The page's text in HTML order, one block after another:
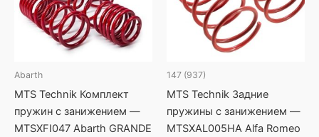
Abarth
MTS Technik Комплект
пружин с занижением —
MTSXFI047 Abarth GRANDE
147 (937)
MTS Technik Задние
пружины с занижением —
MTSXAL005HA Alfa Romeo